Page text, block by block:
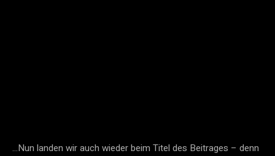
…Nun landen wir auch wieder beim Titel des Beitrages – denn